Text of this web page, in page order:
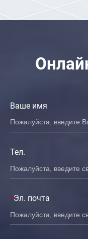
Ваше имя
Тел.
*Эл. почта